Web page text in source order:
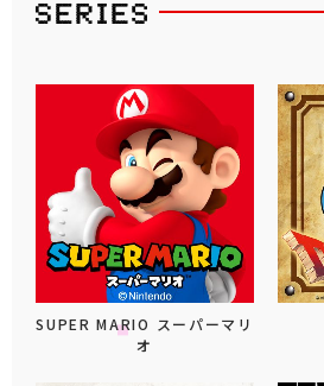
SUPER MARIO スーパーマリ
オ